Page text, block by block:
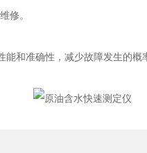
修。
能和准确性，减少故障发生的